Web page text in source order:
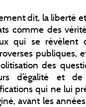
dit, la liberté
comme des
qui se révèlent
publiques,
des
d’égalité et
qui ne lui
avant les